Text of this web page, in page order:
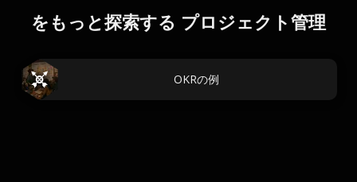
をもっと探索する プロジェクト管理
OKRの例